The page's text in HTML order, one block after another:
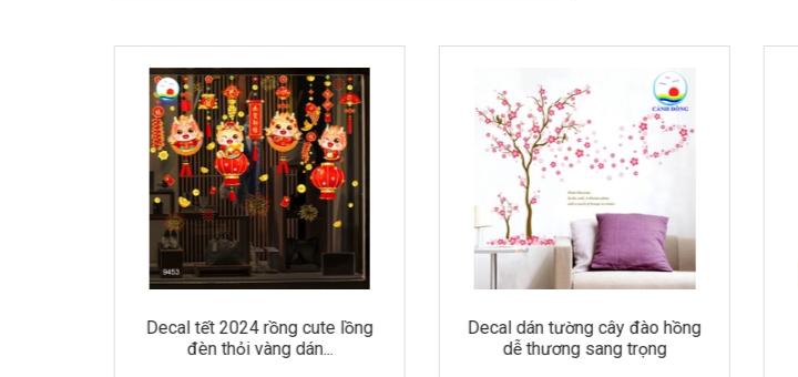
Decal tết 2024 rồng cute lồng
đèn thỏi vàng dán...
Decal dán tường cây đào hồng
dễ thương sang trọng